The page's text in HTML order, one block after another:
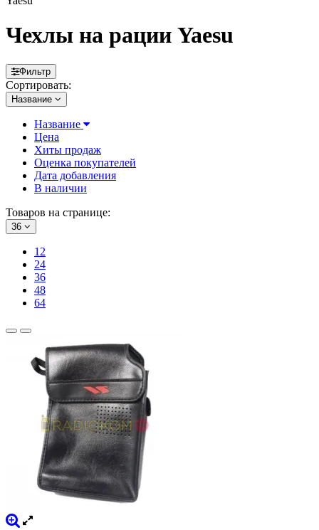
Чехлы на рации Yaesu
Фильтр
Сортировать:
Название
Название
Цена
Хиты продаж
Оценка покупателей
Дата добавления
В наличии
Товаров на странице:
36
12
24
36
48
64